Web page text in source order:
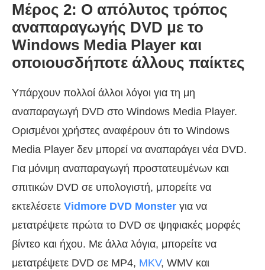
Μέρος 2: Ο απόλυτος τρόπος
αναπαραγωγής DVD με το
Windows Media Player και
οποιουσδήποτε άλλους παίκτες
Υπάρχουν πολλοί άλλοι λόγοι για τη μη
αναπαραγωγή DVD στο Windows Media Player.
Ορισμένοι χρήστες αναφέρουν ότι το Windows
Media Player δεν μπορεί να αναπαράγει νέα DVD.
Για μόνιμη αναπαραγωγή προστατευμένων και
σπιτικών DVD σε υπολογιστή, μπορείτε να
εκτελέσετε Vidmore DVD Monster για να
μετατρέψετε πρώτα το DVD σε ψηφιακές μορφές
βίντεο και ήχου. Με άλλα λόγια, μπορείτε να
μετατρέψετε DVD σε MP4, MKV, WMV και